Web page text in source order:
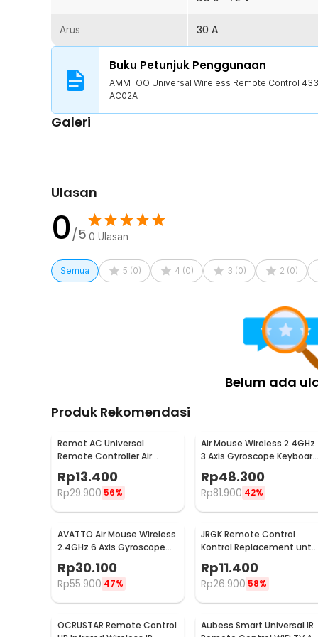
Bentuknya ringkas dan ringan memudahkan Anda
Kelengkapan Produk
1 Set AMMTOO Universal Wireless Remote Control
Arus 30 A
Buku Petunjuk Penggunaan
AMMTOO Universal Wireless Remote Control
AC02A
Galeri
Ulasan
0/5 0 Ulasan
Semua 5 (0) 4 (0) 3 (0) 2 (0)
Belum ada
Produk Rekomendasi
Remot AC Universal
Remote Controller Air
Conditioner with LED Light -
K-1028E
Rp13.400
Rp29.900 56%
Air Mouse Wireless 2.4GHz
3 Axis Gyroscope Keyboard
Remote Control - CL120
Rp48.300
Rp81.900 42%
AVATTO Air Mouse Wireless
2.4GHz 6 Axis Gyroscope
Voice Remote Control -
G10
Rp30.100
Rp55.900 47%
JRGK Remote Control
Kontrol Replacement untuk
XZT001896
Rp11.400
Rp26.900 58%
OCRUSTAR Remote Control
Aubess Smart Universal IR